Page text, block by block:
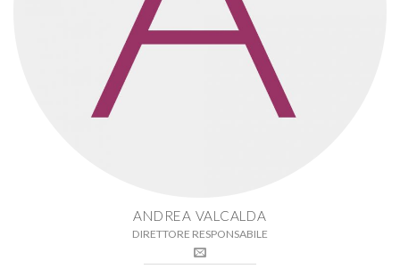
ANDREA VALCALDA
DIRETTORE RESPONSABILE